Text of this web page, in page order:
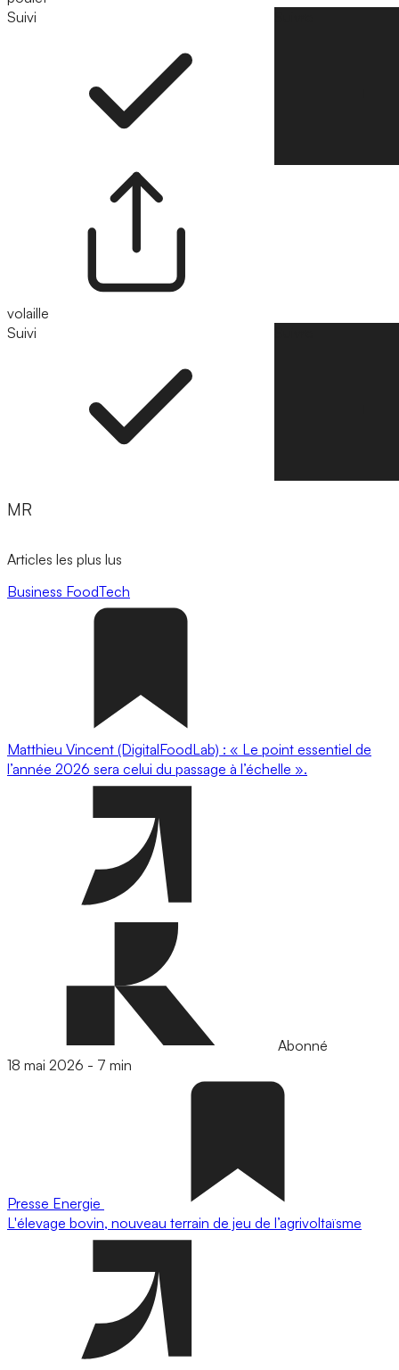
Suivi
volaille
Suivi
MR
Articles les plus lus
Business FoodTech
Matthieu Vincent (DigitalFoodLab) : « Le point essentiel de
l’année 2026 sera celui du passage à l’échelle ».
Abonné
18 mai 2026 - 7 min
Presse Energie
L'élevage bovin, nouveau terrain de jeu de l’agrivoltaïsme